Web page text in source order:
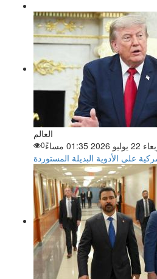
العالم
2026 01:35 مساءً
0
على الأدوية البديلة المستوردة